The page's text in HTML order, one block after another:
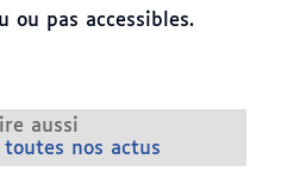
ou pas accessibles.
aussi
toutes nos actus